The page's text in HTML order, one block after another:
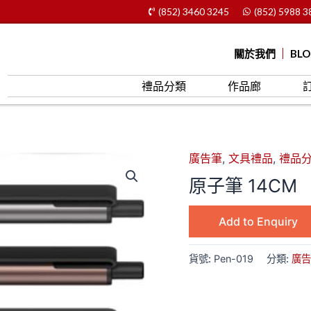
(852) 3460 3245 (852) 5988
關於我們
禮品分類 作品廊
廣告筆, 文具禮品, 禮品
原子筆 14CM
Add to Enquiry
貨號: Pen-019 分類: 廣